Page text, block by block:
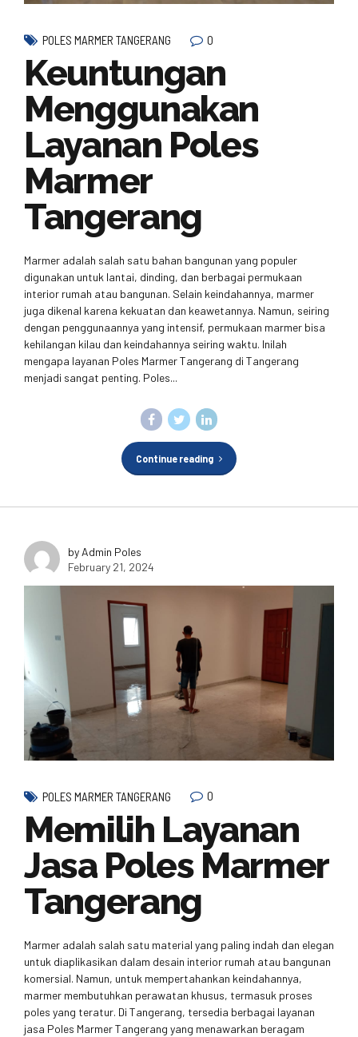
POLES MARMER TANGERANG 0
Keuntungan
Menggunakan
Layanan Poles
Marmer
Tangerang
Marmer adalah salah satu bahan bangunan yang populer
digunakan untuk lantai, dinding, dan berbagai permukaan
interior rumah atau bangunan. Selain keindahannya, marmer
juga dikenal karena kekuatan dan keawetannya. Namun, seiring
dengan penggunaannya yang intensif, permukaan marmer bisa
kehilangan kilau dan keindahannya seiring waktu. Inilah
mengapa layanan Poles Marmer Tangerang di Tangerang
menjadi sangat penting. Poles...
Continue reading
by Admin Poles
February 21, 2024
POLES MARMER TANGERANG 0
Memilih Layanan
Jasa Poles Marmer
Tangerang
Marmer adalah salah satu material yang paling indah dan elegan
untuk diaplikasikan dalam desain interior rumah atau bangunan
komersial. Namun, untuk mempertahankan keindahannya,
marmer membutuhkan perawatan khusus, termasuk proses
poles yang teratur. Di Tangerang, tersedia berbagai layanan
jasa Poles Marmer Tangerang yang menawarkan beragam